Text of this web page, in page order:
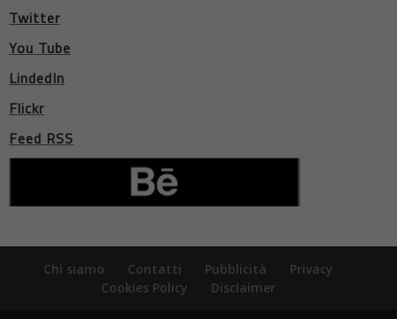
Twitter
You Tube
LindedIn
Flickr
Feed RSS
Chi siamo Contatti Pubblicità
Privacy
Cookies Policy
Disclaimer